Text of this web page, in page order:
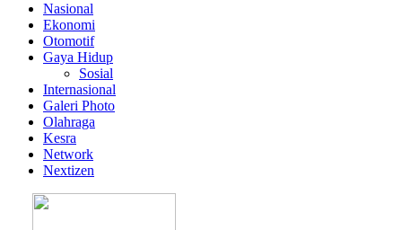
Nasional
Ekonomi
Otomotif
Gaya Hidup
Sosial
Internasional
Galeri Photo
Olahraga
Kesra
Network
Nextizen